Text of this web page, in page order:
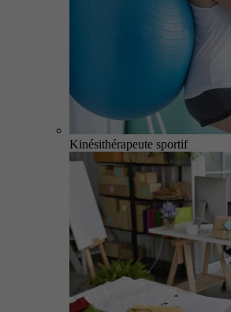
Kinésithérapeute sportif